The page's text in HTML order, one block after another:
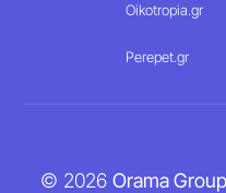
Oikotropia.gr
Perepet.gr
© 2026 Orama Group